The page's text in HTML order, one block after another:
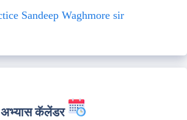
Sandeep Waghmore sir
अभ्यास कॅलेंडर